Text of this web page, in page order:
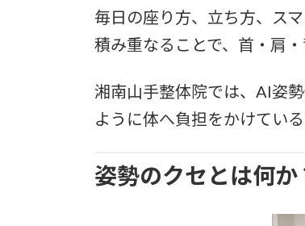
毎日の座り方、立ち方、ス
積み重なることで、首・肩
湘南山手整体院では、AI姿
ように体へ負担をかけてい
姿勢のクセとは何か